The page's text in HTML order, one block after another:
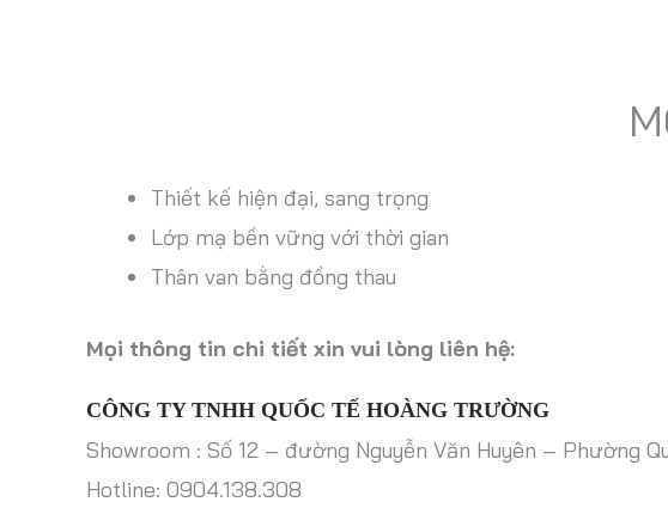
Thiết kế hiện đại, sang trọng
Lớp mạ bền vững với thời gian
Thân van bằng đồng thau
Mọi thông tin chi tiết xin vui lòng liên hệ:
CÔNG TY TNHH QUỐC TẾ HOÀNG TRƯỜNG
Showroom : Số 12 – đường Nguyễn Văn Huyên – Phường
Hotline: 0904.138.308